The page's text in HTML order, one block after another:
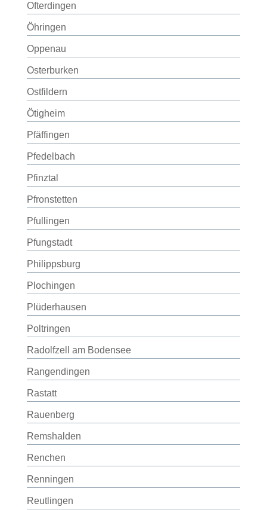
Ofterdingen
Öhringen
Oppenau
Osterburken
Ostfildern
Ötigheim
Pfäffingen
Pfedelbach
Pfinztal
Pfronstetten
Pfullingen
Pfungstadt
Philippsburg
Plochingen
Plüderhausen
Poltringen
Radolfzell am Bodensee
Rangendingen
Rastatt
Rauenberg
Remshalden
Renchen
Renningen
Reutlingen